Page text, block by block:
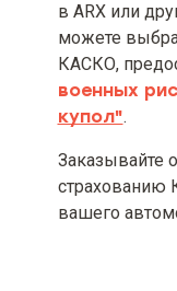
в ARX или
можете
КАСКО,
военных
купол".
Заказывайте
страхованию
вашего